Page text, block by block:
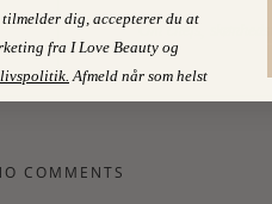
Om chefs,
COMMENTS
dig, accepterer du at
fra I Love Beauty og
Afmeld når som helst